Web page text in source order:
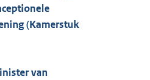
(Kamerstuk
van